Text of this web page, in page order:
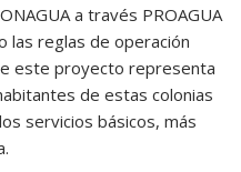
a través PROAGUA
las reglas de operación
este proyecto representa
de estas colonias
servicios básicos, más